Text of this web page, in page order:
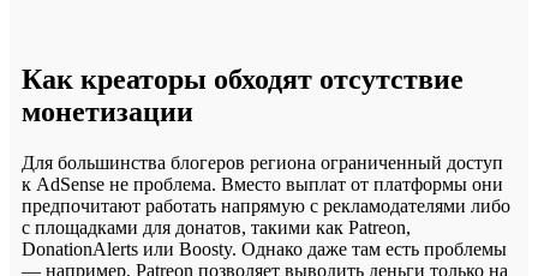
Как креаторы обходят отсутствие
монетизации
Для большинства блогеров региона ограниченный доступ
к AdSense не проблема. Вместо выплат от платформы они
предпочитают работать напрямую с рекламодателями либо
с площадками для донатов, такими как Patreon,
DonationAlerts или Boosty. Однако даже там есть проблемы
— например, Patreon позволяет выводить деньги только на